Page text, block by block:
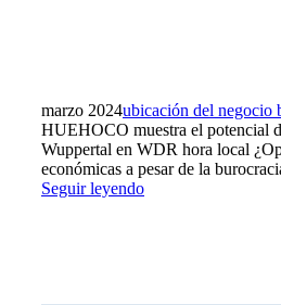
marzo 2024ubicación del negocio
HUEHOCO muestra el potencial
Wuppertal en WDR hora local
económicas a pesar de la
Seguir leyendo